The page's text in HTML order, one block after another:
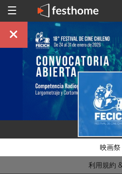
映画祭
利用規約